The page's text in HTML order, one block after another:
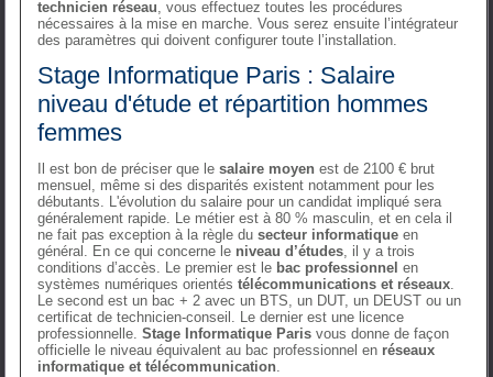
technicien réseau, vous effectuez toutes les procédures
nécessaires à la mise en marche. Vous serez ensuite l’intégrateur
des paramètres qui doivent configurer toute l’installation.
Stage Informatique Paris : Salaire
niveau d'étude et répartition hommes
femmes
Il est bon de préciser que lesalaire moyen est de 2100 € brut
mensuel, même si des disparités existent notamment pour les
débutants. L'évolution du salaire pour un candidat impliqué sera
généralement rapide. Le métier est à 80 % masculin, et en cela il
ne fait pas exception à la règle dusecteur informatique en
général. En ce qui concerne le niveau d’études, il y a trois
conditions d’accès. Le premier est le bac professionnel en
systèmes numériques orientéstélécommunications et réseaux.
Le second est un bac + 2 avec un BTS, un DUT, un DEUST ou un
certificat de technicien-conseil. Le dernier est une licence
professionnelle.Stage Informatique Paris vous donne de façon
officielle le niveau équivalent au bac professionnel en réseaux
informatique et télécommunication.